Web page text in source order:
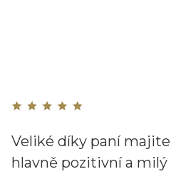
Veliké díky paní
hlavně pozitivní a